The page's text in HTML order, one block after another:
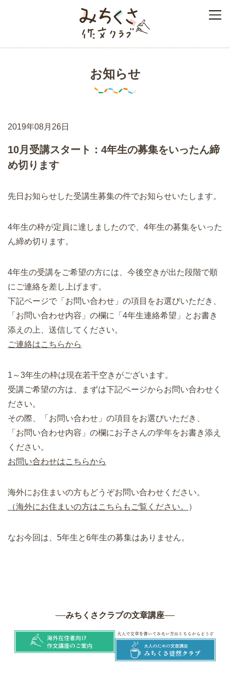
お知らせ
2019年08月26日
10月受講スタート：4年生の募集をいったん締
め切ります
先日お知らせした受講生募集の件でお知らせいたします。
4年生の枠が定員に達しましたので、4年生の募集をいった
ん締め切ります。
4年生の受講をご希望の方には、今後空きが出た段階で順
にご連絡を差し上げます。
下記ページで「お問い合わせ」の項目をお選びいただき、
「お問い合わせ内容」の欄に「4年生連絡希望」とお書き
添えの上、送信してください。
ご連絡はこちらから
1～3年生の枠は現在若干空きがございます。
受講ご希望の方は、まずは下記ページからお問い合わせく
ださい。
その際、「お問い合わせ」の項目をお選びいただき、
「お問い合わせ内容」の欄にお子さんの学年をお書き添え
ください。
お問い合わせはこちらから
海外にお住まいの方もどうぞお問い合わせください。
（海外にお住まいの方はこちらもご覧ください。
）
なお今回は、5年生と6年生の募集はありません。
みちくさクラブの文章講座